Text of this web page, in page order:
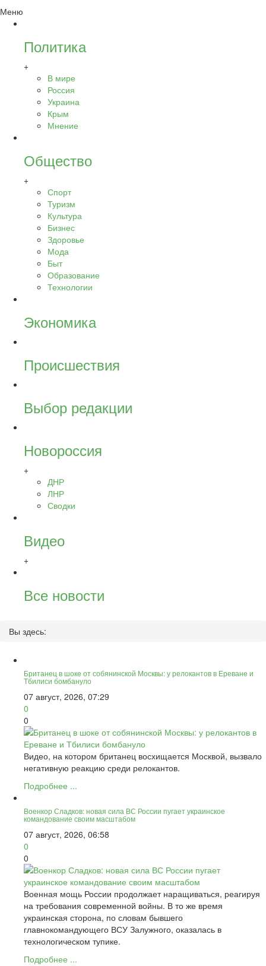
Меню
Политика
+
В мире
Россия
Украина
Крым
Мнение
Общество
+
Спорт
Туризм
Культура
Бизнес
Здоровье
Мода
Быт
Образование
Технологии
Экономика
Происшествия
Выбор редакции
Новороссия
+
ДНР
ЛНР
Сводки
Видео
+
Все новости
Вы здесь:
Британец в шоке от собянинской Москвы: у релокантов в Ереване и
Тбилиси бомбануло
07 август, 2026, 07:29
0
0
Видео, на котором британец восхищается Москвой, вызвало
негативную реакцию среди релокантов.
Подробнее ...
Военкор Сладков: новая сила ВС России пугает украинское
командование своим масштабом
07 август, 2026, 06:58
0
0
Военная мощь России продолжает наращиваться, реагируя
на требования современной войны. В то же время
украинская сторона, по словам бывшего
главнокомандующего ВСУ Залужного, оказалась в
технологическом тупике.
Подробнее ...